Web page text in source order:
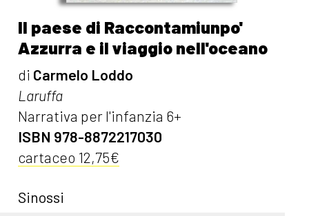
Il paese di Raccontamiunpo'
Azzurra e il viaggio nell'oceano
di Carmelo Loddo
Laruffa
Narrativa per l'infanzia 6+
ISBN 978-8872217030
cartaceo 12,75€
Sinossi